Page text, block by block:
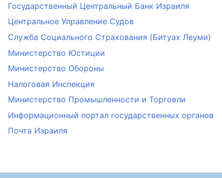
Государственный Центральный Банк Израиля
Центральное Управление Судов
Служба Социального Страхования (Битуах Леуми)
Министерство Юстиции
Министерство Обороны
Налоговая Инспекция
Министерство Промышленности и Торговли
Информационный портал государственных органов
Почта Израиля